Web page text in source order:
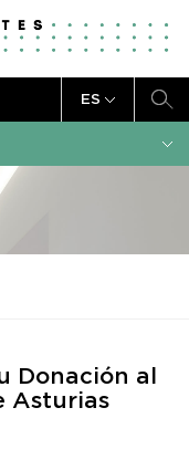
ES
Donación al
Asturias